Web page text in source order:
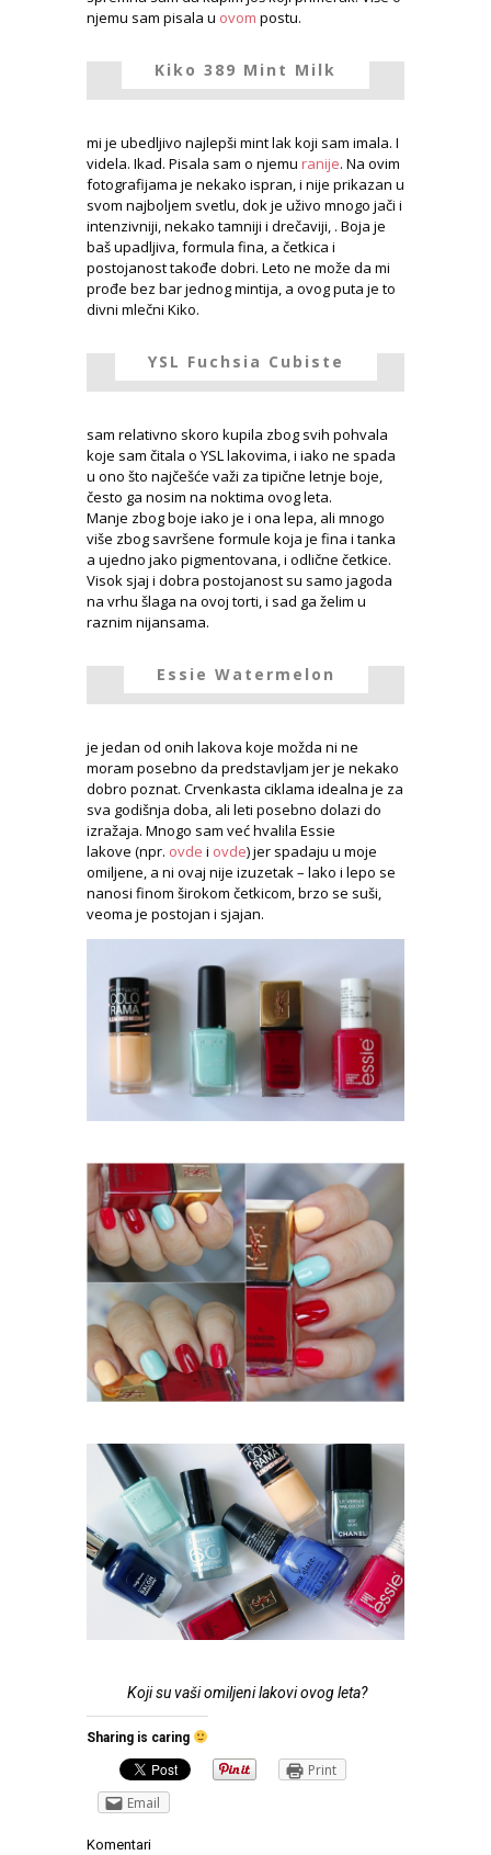
njemu sam pisala u ovom postu.
Kiko 389 Mint Milk
mi je ubedljivo najlepši mint lak koji sam imala. I
videla. Ikad. Pisala sam o njemu ranije. Na ovim
fotografijama je nekako ispran, i nije prikazan u
svom najboljem svetlu, dok je uživo mnogo jači i
intenzivniji, nekako tamniji i drečaviji, . Boja je
baš upadljiva, formula fina, a četkica i
postojanost takođe dobri. Leto ne može da mi
prođe bez bar jednog mintija, a ovog puta je to
divni mlečni Kiko.
YSL Fuchsia Cubiste
sam relativno skoro kupila zbog svih pohvala
koje sam čitala o YSL lakovima, i iako ne spada
u ono što najčešće važi za tipične letnje boje,
često ga nosim na noktima ovog leta.
Manje zbog boje iako je i ona lepa, ali mnogo
više zbog savršene formule koja je fina i tanka
a ujedno jako pigmentovana, i odlične četkice.
Visok sjaj i dobra postojanost su samo jagoda
na vrhu šlaga na ovoj torti, i sad ga želim u
raznim nijansama.
Essie Watermelon
je jedan od onih lakova koje možda ni ne
moram posebno da predstavljam jer je nekako
dobro poznat. Crvenkasta ciklama idealna je za
sva godišnja doba, ali leti posebno dolazi do
izražaja. Mnogo sam već hvalila Essie
lakove (npr. ovde i ovde) jer spadaju u moje
omiljene, a ni ovaj nije izuzetak – lako i lepo se
nanosi finom širokom četkicom, brzo se suši,
veoma je postojan i sjajan.
Koji su vaši omiljeni lakovi ovog leta?
Sharing is caring
Print
Email
Komentari